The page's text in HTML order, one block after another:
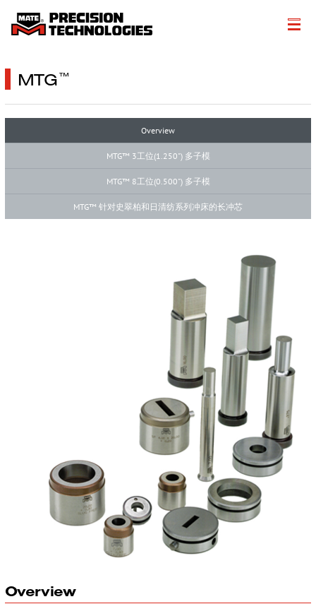
Technical Resources
MTG ™
Overview
MTG™ 3工位(1.250") 多子模
MTG™ 8工位(0.500") 多子模
MTG™ 针对史翠柏和日清纺系列冲床的长冲芯
Overview